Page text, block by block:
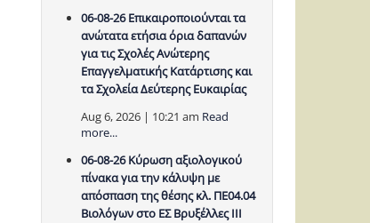
06-08-26 Επικαιροποιούνται τα
ανώτατα ετήσια όρια δαπανών
για τις Σχολές Ανώτερης
Επαγγελματικής Κατάρτισης και
τα Σχολεία Δεύτερης Ευκαιρίας
Aug 6, 2026 | 10:21 am Read
more...
06-08-26 Κύρωση αξιολογικού
πίνακα για την κάλυψη με
απόσπαση της θέσης κλ. ΠΕ04.04
Βιολόγων στο ΕΣ Βρυξέλλες ΙΙΙ